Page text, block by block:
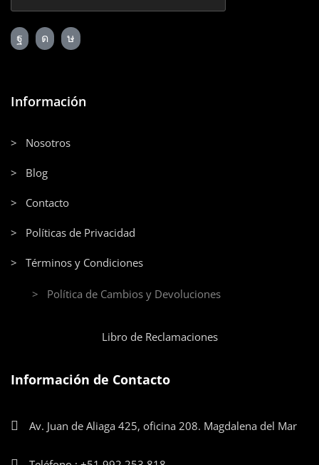
Información
> Nosotros
> Blog
> Contacto
> Políticas de Privacidad
> Términos y Condiciones
> Política de Cambios y Devoluciones
Libro de Reclamaciones
Información de Contacto
Av. Juan de Aliaga 425, oficina 208. Magdalena del Mar